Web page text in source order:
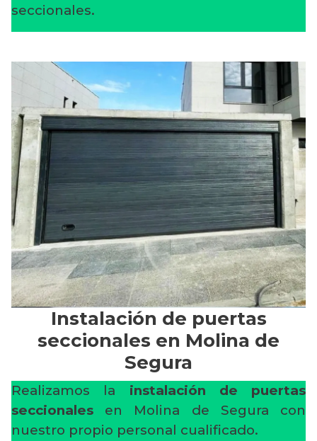
seccionales.
Instalación de puertas
seccionales en Molina de
Segura
Realizamos la instalación de puertas
seccionales en Molina de Segura con
nuestro propio personal cualificado.